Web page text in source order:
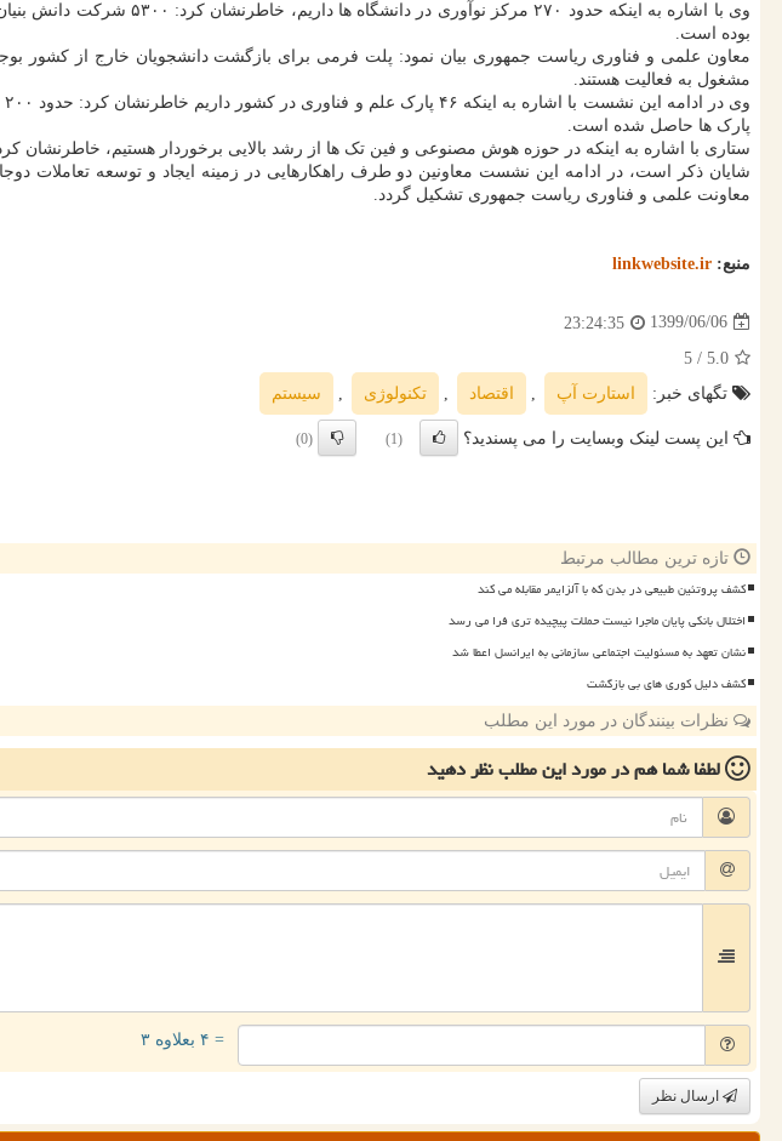
بوده است.
مشغول به فعالیت هستند.
پارک ها حاصل شده است.
ستاری با اشاره به اینکه در حوزه هوش مصنوعی و فین تک ها از رشد بالایی برخوردار هستیم، خاطرنشان
شایان ذکر است، در ادامه این نشست معاونین دو طرف راهکارهایی در زمینه ایجاد و توسعه تعاملات
معاونت علمی و فناوری ریاست جمهوری تشکیل گردد.
منبع: linkwebsite.ir
1399/06/06
23:24:35
5.0
/ 5
تگهای خبر:
استارت آپ , اقتصاد , تكنولوژی , سیستم
این پست لینک وبسایت را می پسندید؟ (1)
(0)
تازه ترین مطالب مرتبط
کشف پروتئین طبیعی در بدن که با آلزایمر مقابله می کند
اختلال بانکی پایان ماجرا نیست حملات پیچیده تری فرا می رسد
نشان تعهد به مسئولیت اجتماعی سازمانی به ایرانسل اعطا شد
کشف دلیل کوری های بی بازگشت
نظرات بینندگان در مورد این مطلب
لطفا شما همدر مورد این مطلبنظر دهید
= ۴ بعلاوه ۳
ارسال نظر